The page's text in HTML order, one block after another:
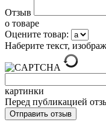
Отзыв
о товаре
Оцените товар:
Наберите текст,
картинки
Перед публикацией